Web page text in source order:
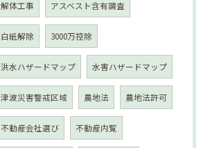
解体工事 アスベスト含有調査
白紙解除 3000万控除
洪水ハザードマップ 水害ハザードマップ
津波災害警戒区域 農地法 農地法許可
不動産会社選び 不動産内覧